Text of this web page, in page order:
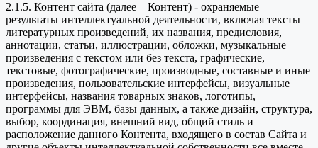
2.1.5. Контент сайта (далее – Контент) - охраняемые
результаты интеллектуальной деятельности, включая тексты
литературных произведений, их названия, предисловия,
аннотации, статьи, иллюстрации, обложки, музыкальные
произведения с текстом или без текста, графические,
текстовые, фотографические, производные, составные и иные
произведения, пользовательские интерфейсы, визуальные
интерфейсы, названия товарных знаков, логотипы,
программы для ЭВМ, базы данных, а также дизайн, структура,
выбор, координация, внешний вид, общий стиль и
расположение данного Контента, входящего в состав Сайта и